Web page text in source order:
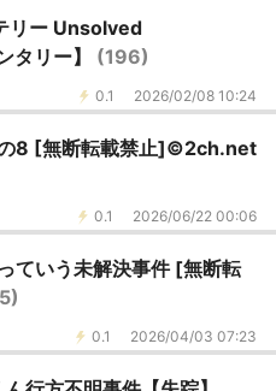
リー Unsolved
タリー】 (196)
0.1 2026/02/08 10:24
8 [無断転載禁止]©2ch.net
0.1 2026/06/22 00:06
ていう未解決事件 [無断転
0.1 2026/04/03 07:23